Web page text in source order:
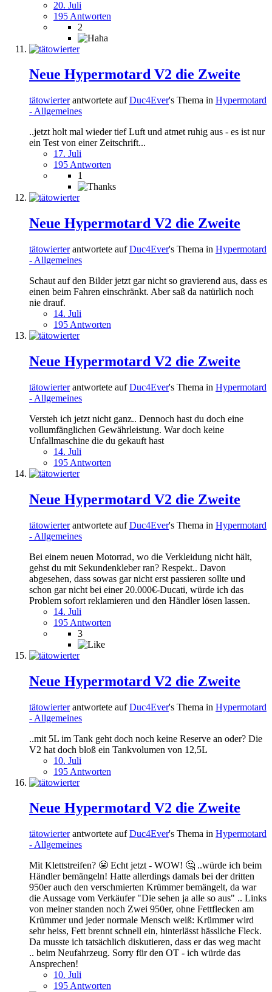
20. Juli
195 Antworten
2
Neue Hypermotard V2 die Zweite
tätowierterantwortete aufDuc4Ever's Thema in Hypermotard
- Allgemeines
..jetzt holt mal wieder tief Luft und atmet ruhig aus - es ist nur
ein Test von einer Zeitschrift...
17. Juli
195 Antworten
1
Neue Hypermotard V2 die Zweite
tätowierterantwortete aufDuc4Ever's Thema in Hypermotard
- Allgemeines
Schaut auf den Bilder jetzt gar nicht so gravierend aus, dass es
einen beim Fahren einschränkt. Aber saß da natürlich noch
nie drauf.
14. Juli
195 Antworten
Neue Hypermotard V2 die Zweite
tätowierterantwortete aufDuc4Ever's Thema in Hypermotard
- Allgemeines
Versteh ich jetzt nicht ganz.. Dennoch hast du doch eine
vollumfänglichen Gewährleistung. War doch keine
Unfallmaschine die du gekauft hast
14. Juli
195 Antworten
Neue Hypermotard V2 die Zweite
tätowierterantwortete aufDuc4Ever's Thema in Hypermotard
- Allgemeines
Bei einem neuen Motorrad, wo die Verkleidung nicht hält,
gehst du mit Sekundenkleber ran? Respekt.. Davon
abgesehen, dass sowas gar nicht erst passieren sollte und
schon gar nicht bei einer 20.000€-Ducati, würde ich das
Problem sofort reklamieren und den Händler lösen lassen.
14. Juli
195 Antworten
3
Neue Hypermotard V2 die Zweite
tätowierterantwortete aufDuc4Ever's Thema in Hypermotard
- Allgemeines
..mit 5L im Tank geht doch noch keine Reserve an oder? Die
V2 hat doch bloß ein Tankvolumen von 12,5L
10. Juli
195 Antworten
Neue Hypermotard V2 die Zweite
tätowierterantwortete aufDuc4Ever's Thema in Hypermotard
- Allgemeines
Mit Klettstreifen? 😬 Echt jetzt - WOW! 🤔 ..würde ich beim
Händler bemängeln! Hatte allerdings damals bei der dritten
950er auch den verschmierten Krümmer bemängelt, da war
die Aussage vom Verkäufer "Die sehen ja alle so aus" .. Links
von meiner standen noch Zwei 950er, ohne Fettflecken am
Krümmer und jeder normale Mensch weiß: Krümmer wird
sehr heiss, Fett brennt schnell ein, hinterlässt hässliche Fleck.
Da musste ich tatsächlich diskutieren, dass er das weg macht
.. beim Neufahrzeug. Sorry für den OT - ich würde das
Ansprechen!
10. Juli
195 Antworten